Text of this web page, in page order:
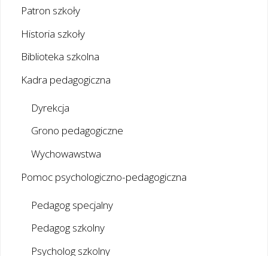
Patron szkoły
Historia szkoły
Biblioteka szkolna
Kadra pedagogiczna
Dyrekcja
Grono pedagogiczne
Wychowawstwa
Pomoc psychologiczno-pedagogiczna
Pedagog specjalny
Pedagog szkolny
Psycholog szkolny